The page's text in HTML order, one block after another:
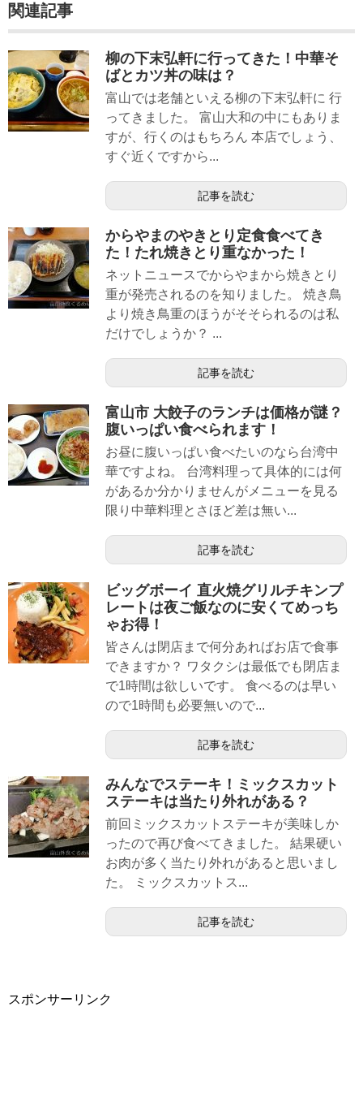
関連記事
柳の下末弘軒に行ってきた！中華そ
ばとカツ丼の味は？
富山では老舗といえる柳の下末弘軒に 行
ってきました。 富山大和の中にもありま
すが、行くのはもちろん 本店でしょう、
すぐ近くですから...
記事を読む
からやまのやきとり定食食べてき
た！たれ焼きとり重なかった！
ネットニュースでからやまから焼きとり
重が発売されるのを知りました。 焼き鳥
より焼き鳥重のほうがそそられるのは私
だけでしょうか？ ...
記事を読む
富山市 大餃子のランチは価格が謎？
腹いっぱい食べられます！
お昼に腹いっぱい食べたいのなら台湾中
華ですよね。 台湾料理って具体的には何
があるか分かりませんがメニューを見る
限り中華料理とさほど差は無い...
記事を読む
ビッグボーイ 直火焼グリルチキンプ
レートは夜ご飯なのに安くてめっち
ゃお得！
皆さんは閉店まで何分あればお店で食事
できますか？ ワタクシは最低でも閉店ま
で1時間は欲しいです。 食べるのは早い
ので1時間も必要無いので...
記事を読む
みんなでステーキ！ミックスカット
ステーキは当たり外れがある？
前回ミックスカットステーキが美味しか
ったので再び食べてきました。 結果硬い
お肉が多く当たり外れがあると思いまし
た。 ミックスカットス...
記事を読む
スポンサーリンク